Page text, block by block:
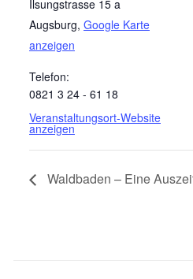
Ilsungstrasse 15 a
Augsburg, Google Karte
anzeigen
Telefon:
0821 3 24 - 61 18
Veranstaltungsort-Website
anzeigen
Waldbaden – Eine